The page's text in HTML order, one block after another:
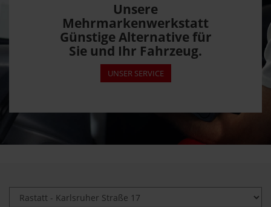
Unsere
Mehrmarkenwerkstatt
Günstige Alternative für
Sie und Ihr Fahrzeug.
UNSER SERVICE